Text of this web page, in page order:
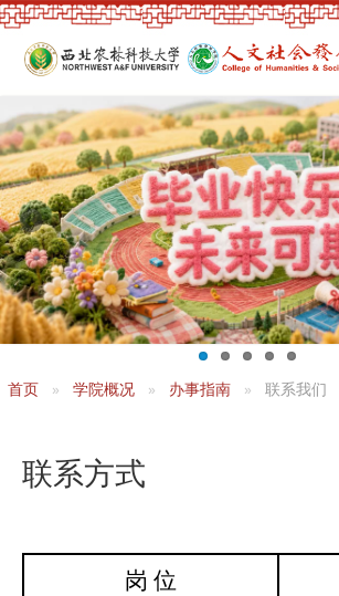
首页 学院概况 办事指南 联系我们
联系方式
岗 位